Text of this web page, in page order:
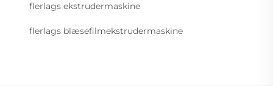
flerlags ekstrudermaskine
flerlags blæsefilmekstrudermaskine